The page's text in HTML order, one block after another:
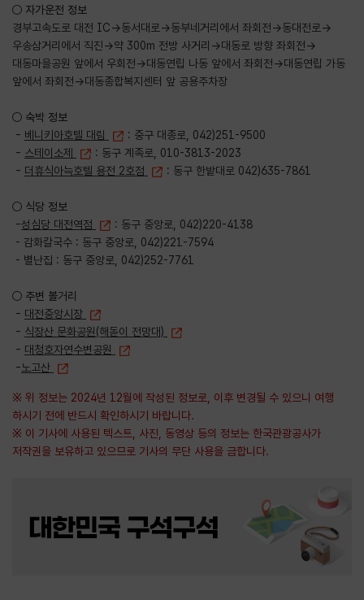
○ 자가운전 정보
경부고속도로 대전 IC→동서대로→동부네거리에서 좌회전→동대전로→
우송삼거리에서 직진→약 300m 전방 사거리→대동로 방향 좌회전→
대동마을공원 앞에서 우회전→대동연립 나동 앞에서 좌회전→대동연립 가동
앞에서 좌회전→대동종합복지센터 앞 공용주차장
○ 숙박 정보
- 베니키아호텔 대림
: 중구 대종로, 042)251-9500
- 스테이소제
: 동구 계족로, 010-3813-2023
- 더휴식아늑호텔 용전 2호점 : 동구 한밭대로 042)635-7861
○ 식당 정보
-성심당 대전역점
: 동구 중앙로, 042)220-4138
- 감화칼국수 : 동구 중앙로, 042)221-7594
- 별난집 : 동구 중앙로, 042)252-7761
○ 주변 볼거리
- 대전중앙시장
- 식장산 문화공원(해돋이 전망대)
- 대청호자연수변공원
-노고산
※ 위 정보는 2024년 12월에 작성된 정보로, 이후 변경될 수 있으니 여행
하시기 전에 반드시 확인하시기 바랍니다.
※ 이 기사에 사용된 텍스트, 사진, 동영상 등의 정보는 한국관광공사가
저작권을 보유하고 있으므로 기사의 무단 사용을 금합니다.